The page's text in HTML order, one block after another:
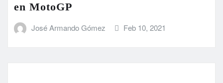
en MotoGP
José Armando Gómez Feb 10, 2021